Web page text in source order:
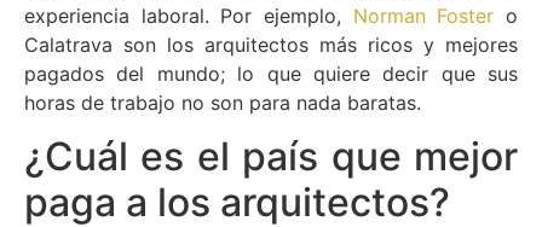
experiencia laboral. Por ejemplo, Norman Foster o
Calatrava son los arquitectos más ricos y mejores
pagados del mundo; lo que quiere decir que sus
horas de trabajo no son para nada baratas.
¿Cuál es el país que mejor
paga a los arquitectos?